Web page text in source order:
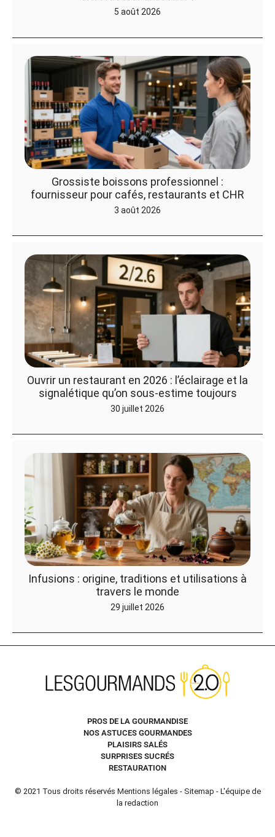
5 août 2026
Grossiste boissons professionnel :
fournisseur pour cafés, restaurants et CHR
3 août 2026
Ouvrir un restaurant en 2026 : l’éclairage et la
signalétique qu’on sous-estime toujours
30 juillet 2026
Infusions : origine, traditions et utilisations à
travers le monde
29 juillet 2026
PROS DE LA GOURMANDISE
NOS ASTUCES GOURMANDES
PLAISIRS SALÉS
SURPRISES SUCRÉS
RESTAURATION
© 2021 Tous droits réservés Mentions légales - Sitemap - L'équipe de
la redaction